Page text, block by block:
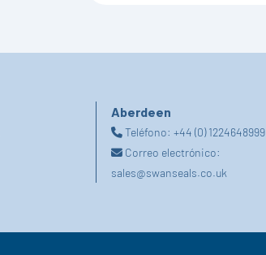
Aberdeen
Teléfono: +44 (0) 1224648999
Correo electrónico:
sales@swanseals.co.uk